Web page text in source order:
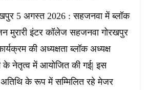
5 अगस्त 2026 : सहजनवा में ब्लॉक
मुरारी इंटर कॉलेज सहजनवा गोरखपुर
की अध्यक्षता ब्लॉक अध्यक्ष
के नेतृत्व में आयोजित की गई| इस
के रूप में सम्मिलित रहे मेजर